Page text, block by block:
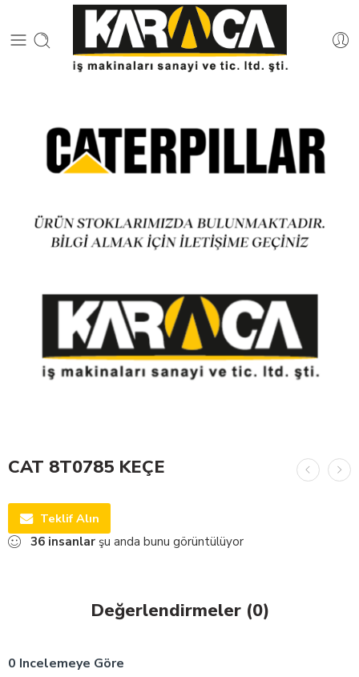
CAT 8T0785 KEÇE
Teklif Alın
36 insanlar şu anda bunu görüntülüyor
Değerlendirmeler (0)
0 Incelemeye Göre